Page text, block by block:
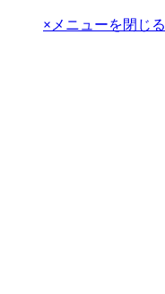
× メニューを閉じる